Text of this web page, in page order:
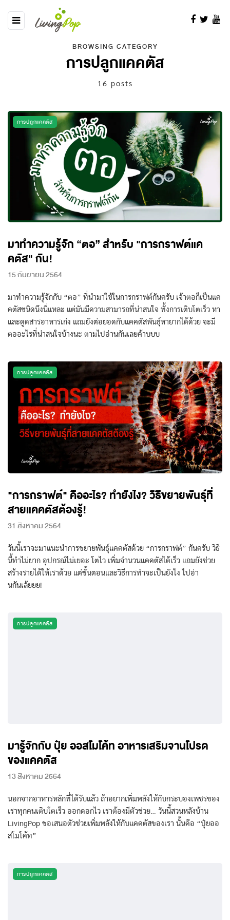
BROWSING CATEGORY
การปลูกแคคตัส
16 posts
การปลูกแคคตัส
มาทำความรู้จัก “ตอ” สำหรับ "การกราฟต์แค
คตัส" กัน!
15 กันยายน 2564
มาทำความรู้จักกับ “ตอ” ที่นำมาใช้ในการกราฟต์กันครับ เจ้าตอก็เป็นแค
คตัสชนิดนึงนี่แหละ แต่มันมีความสามารถที่น่าสนใจ ทั้งการเติบโตเร็ว หา
และดูดสารอาหารเก่ง แถมยังต่อยอดกับแคคตัสพันธุ์หายากได้ด้วย จะมี
ตออะไรที่น่าสนใจบ้างนะ ตามไปอ่านกันเลยค้าบบบ
การปลูกแคคตัส
"การกราฟต์" คืออะไร? ทำยังไง? วิธีขยายพันธ์ุที่
สายแคคตัสต้องรู้!
31 สิงหาคม 2564
วันนี้เราจะมาแนะนำการขยายพันธุ์แคคตัสด้วย “การกราฟต์” กันครับ วิธี
นี้ทำไม่ยาก อุปกรณ์ไม่เยอะ โตไว เพิ่มจำนวนแคคตัสได้เร็ว แถมยังช่วย
สร้างรายได้ให้เราด้วย แต่ขั้นตอนและวิธีการทำจะเป็นยังไง ไปอ่า
นกันเล้ยยย!
การปลูกแคคตัส
มารู้จักกับ ปุ๋ย ออสโมโค้ท อาหารเสริมจานโปรด
ของแคคตัส
13 สิงหาคม 2564
นอกจากอาหารหลักที่ได้รับแล้ว ถ้าอยากเพิ่มพลังให้กับกระบองเพชรของ
เราทุกคนเติบโตเร็ว ออกดอกไว เราต้องมีตัวช่วย… วันนี้สวนหลังบ้าน
LivingPop ขอเสนอตัวช่วยเพิ่มพลังให้กับแคคตัสของเรา นั้นคือ “ปุ๋ยออ
สโมโค้ท”
การปลูกแคคตัส